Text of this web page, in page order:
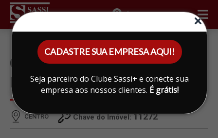
CADASTRE SUA EMPRESA AQUI!
Seja parceiro do Clube Sassi+ e conecte sua
empresa aos nossos clientes. É grátis!
ÁREA DO CLIENTE
CASA À VENDA EM CENTRO,
LIMEIRA
CENTRO Chave do Imóvel:11272